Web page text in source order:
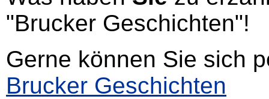
"Brucker Geschichten"!
Gerne können Sie sich
Brucker Geschichten